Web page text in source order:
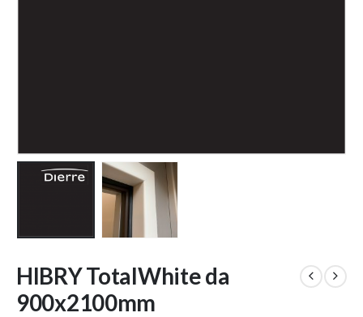
HIBRY TotalWhite da
900x2100mm